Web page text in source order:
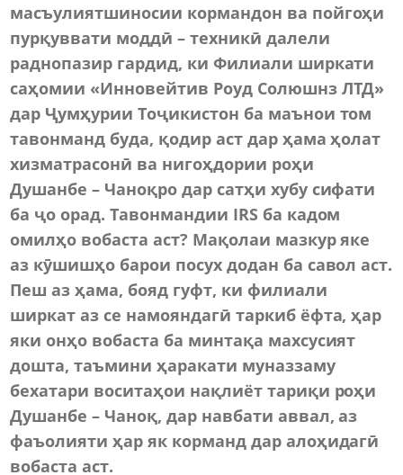
масъулиятшиносии кормандон ва пойгоҳи
пурқуввати моддӣ – техникӣ далели
раднопазир гардид, ки Филиали ширкати
саҳомии «Инновейтив Роуд Солюшнз ЛТД»
дар Ҷумҳурии Тоҷикистон ба маънои том
тавонманд буда, қодир аст дар ҳама ҳолат
хизматрасонӣ ва нигоҳдории роҳи
Душанбе – Чаноқро дар сатҳи хубу сифати
ба ҷо орад. Тавонмандии IRS ба кадом
омилҳо вобаста аст? Мақолаи мазкур яке
аз кӯшишҳо барои посух додан ба савол аст.
Пеш аз ҳама, бояд гуфт, ки филиали
ширкат аз се намояндагӣ таркиб ёфта, ҳар
яки онҳо вобаста ба минтақа махсусият
дошта, таъмини ҳаракати муназзаму
бехатари воситаҳои нақлиёт тариқи роҳи
Душанбе – Чаноқ, дар навбати аввал, аз
фаъолияти ҳар як корманд дар алоҳидагӣ
вобаста аст.